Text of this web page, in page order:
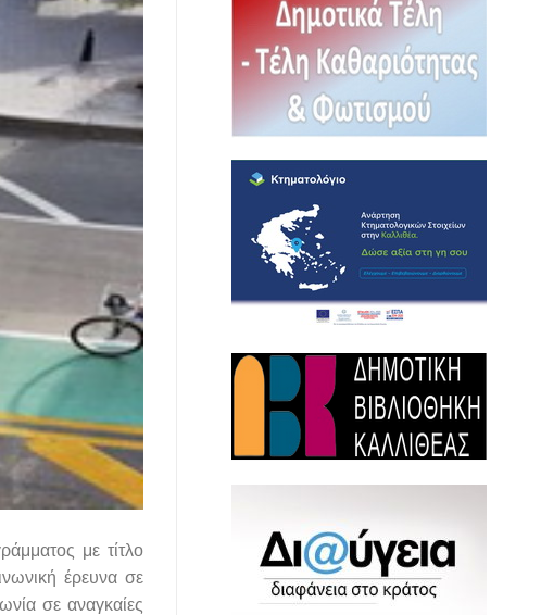
με τίτλο
έρευνα σε
σε αναγκαίες